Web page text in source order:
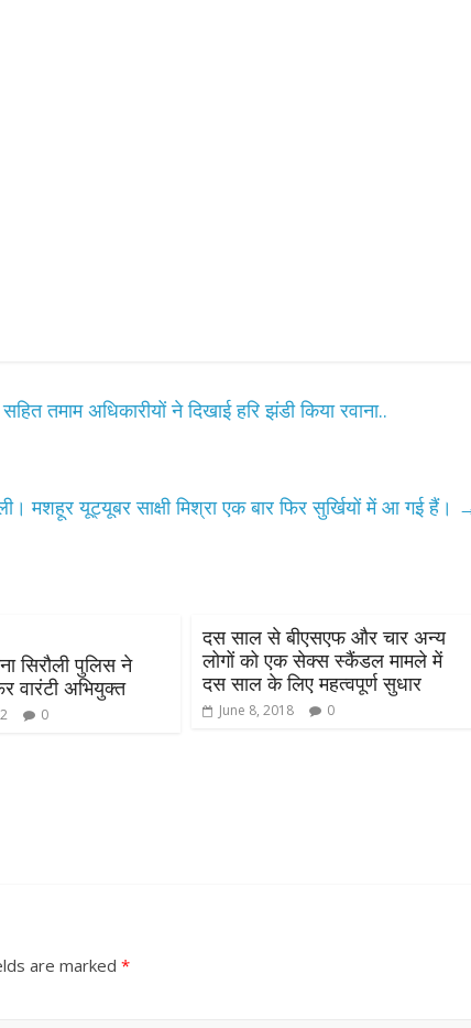
तमाम अधिकारीयों ने दिखाई हरि झंडी किया रवाना..
मशहूर यूट्यूबर साक्षी मिश्रा एक बार फिर सुर्खियों में आ गई हैं।
सिरौली पुलिस ने
वारंटी अभियुक्त
0
दस साल से बीएसएफ और चार अन्य
लोगों को एक सेक्स स्कैंडल मामले में
दस साल के लिए महत्वपूर्ण सुधार
June 8, 2018 0
are marked *